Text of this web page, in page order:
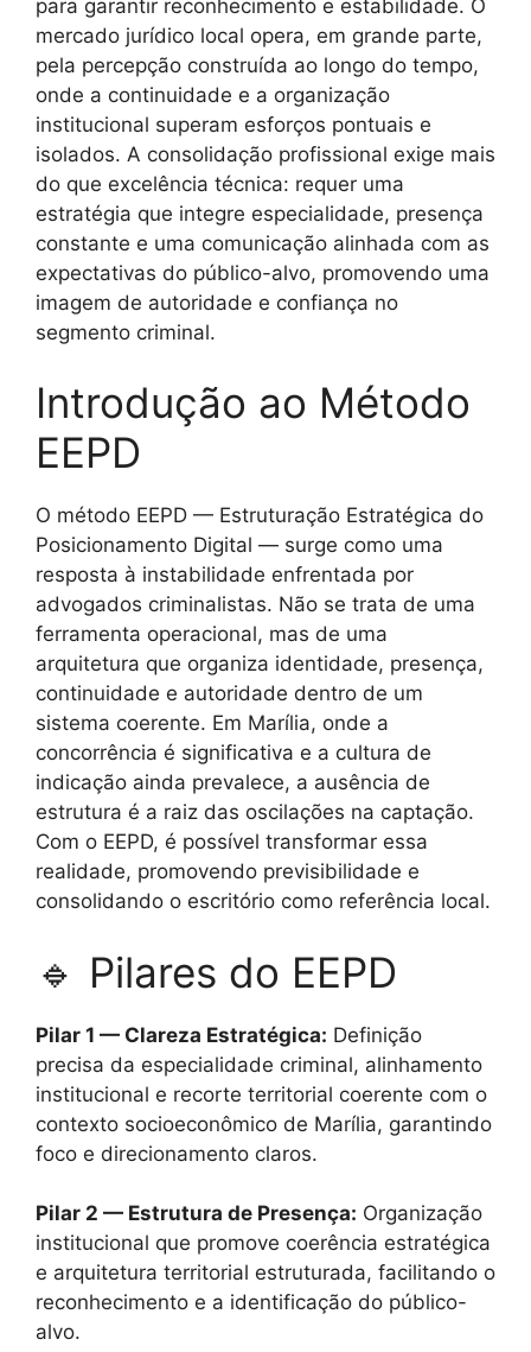
para garantir reconhecimento e estabilidade. O
mercado jurídico local opera, em grande parte,
pela percepção construída ao longo do tempo,
onde a continuidade e a organização
institucional superam esforços pontuais e
isolados. A consolidação profissional exige mais
do que excelência técnica: requer uma
estratégia que integre especialidade, presença
constante e uma comunicação alinhada com as
expectativas do público-alvo, promovendo uma
imagem de autoridade e confiança no
segmento criminal.
Introdução ao Método
EEPD
O método EEPD — Estruturação Estratégica do
Posicionamento Digital — surge como uma
resposta à instabilidade enfrentada por
advogados criminalistas. Não se trata de uma
ferramenta operacional, mas de uma
arquitetura que organiza identidade, presença,
continuidade e autoridade dentro de um
sistema coerente. Em Marília, onde a
concorrência é significativa e a cultura de
indicação ainda prevalece, a ausência de
estrutura é a raiz das oscilações na captação.
Com o EEPD, é possível transformar essa
realidade, promovendo previsibilidade e
consolidando o escritório como referência local.
🔹 Pilares do EEPD
Pilar 1 — Clareza Estratégica: Definição
precisa da especialidade criminal, alinhamento
institucional e recorte territorial coerente com o
contexto socioeconômico de Marília, garantindo
foco e direcionamento claros.
Pilar 2 — Estrutura de Presença: Organização
institucional que promove coerência estratégica
e arquitetura territorial estruturada, facilitando o
reconhecimento e a identificação do público-
alvo.